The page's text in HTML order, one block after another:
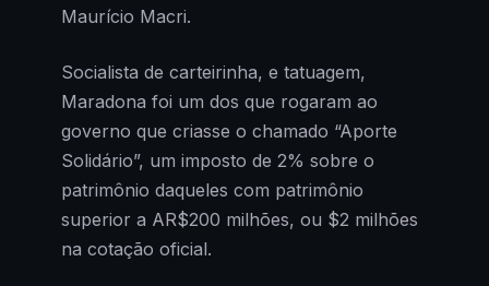
Maurício Macri.
Socialista de carteirinha, e tatuagem,
Maradona foi um dos que rogaram ao
governo que criasse o chamado “Aporte
Solidário”, um imposto de 2% sobre o
patrimônio daqueles com patrimônio
superior a AR$200 milhões, ou $2 milhões
na cotação oficial.